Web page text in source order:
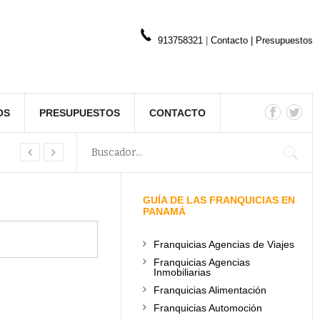
913758321 Contacto Presupuestos
PRESUPUESTOS CONTACTO
GUÍA DE LAS FRANQUICIAS EN
PANAMÁ
Franquicias Agencias de Viajes
Franquicias Agencias
Inmobiliarias
Franquicias Alimentación
Franquicias Automoción